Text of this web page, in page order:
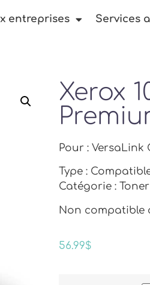
entreprises Services
Xerox
Pour : VersaLink
Type :
Catégorie : Toner
Non compatible
56.99$